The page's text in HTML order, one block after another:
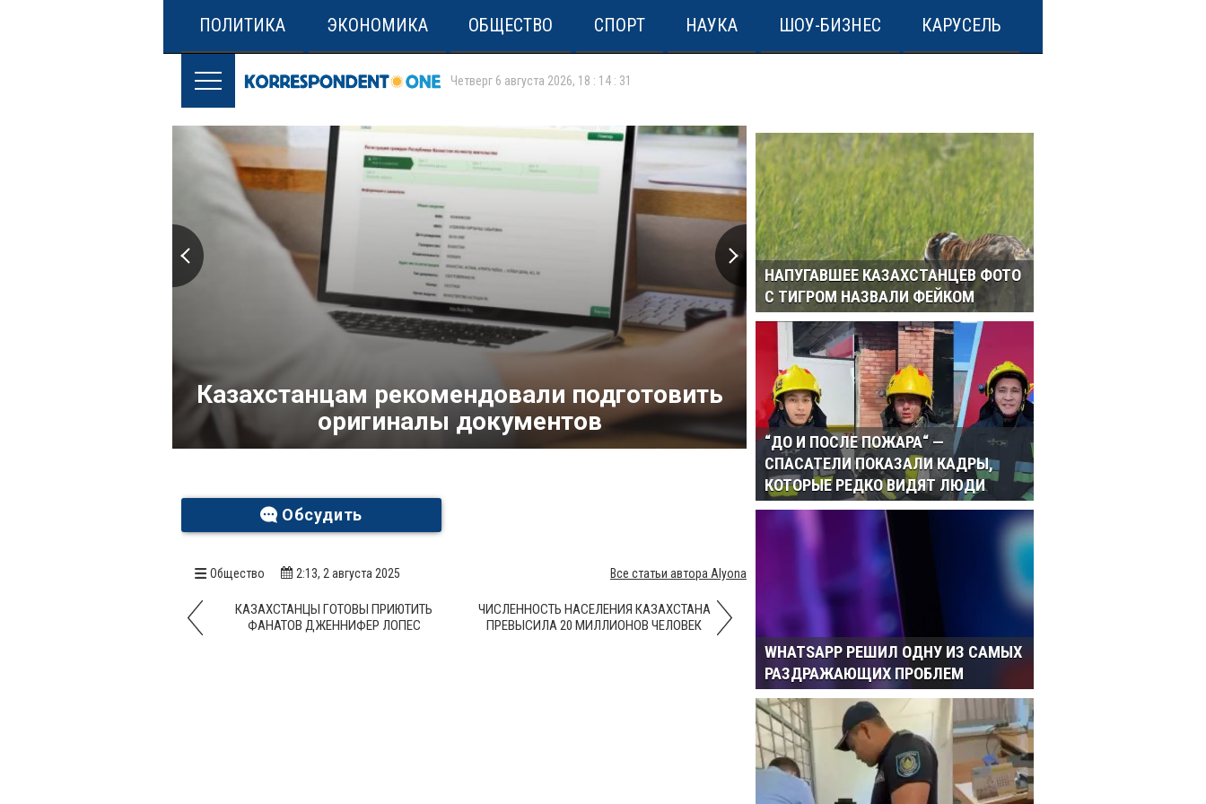
ПОЛИТИКА ЭКОНОМИКА ОБЩЕСТВО СПОРТ НАУКА ШОУ-БИЗНЕС КАРУСЕЛЬ
Четверг 6 августа 2026, 18 : 14 : 31
Казахстанцам рекомендовали подготовить
оригиналы документов
Обсудить
Общество 2:13, 2 августа 2025 Все статьи автора Alyona
КАЗАХСТАНЦЫ ГОТОВЫ ПРИЮТИТЬ
ФАНАТОВ ДЖЕННИФЕР ЛОПЕС
ЧИСЛЕННОСТЬ НАСЕЛЕНИЯ КАЗАХСТАНА
ПРЕВЫСИЛА 20 МИЛЛИОНОВ ЧЕЛОВЕК
НАПУГАВШЕЕ КАЗАХСТАНЦЕВ ФОТО
С ТИГРОМ НАЗВАЛИ ФЕЙКОМ
“ДО И ПОСЛЕ ПОЖАРА“ —
СПАСАТЕЛИ ПОКАЗАЛИ КАДРЫ,
КОТОРЫЕ РЕДКО ВИДЯТ ЛЮДИ
WHATSAPP РЕШИЛ ОДНУ ИЗ САМЫХ
РАЗДРАЖАЮЩИХ ПРОБЛЕМ